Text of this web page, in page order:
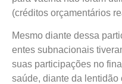
(créditos orçamentários
Mesmo diante dessa
entes subnacionais
suas participações no
saúde, diante da